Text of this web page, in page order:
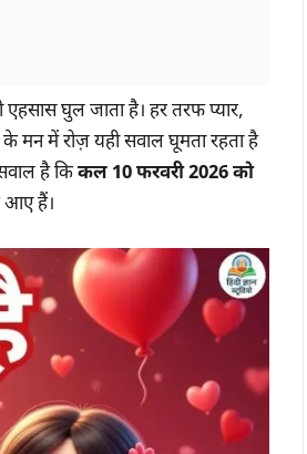
घुल जाता है। हर तरफ प्यार,
मन में रोज़ यही सवाल घूमता रहता है
है किकल 10 फरवरी 2026 को
आए हैं।